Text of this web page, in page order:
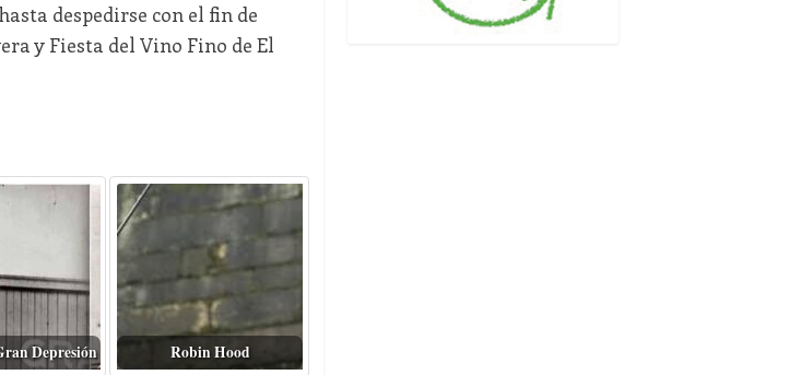
despedirse con el fin de
y Fiesta del Vino Fino de El
Depresión Robin Hood